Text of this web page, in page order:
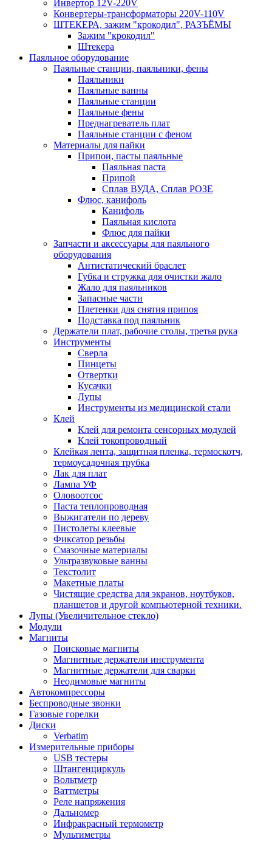
Инвертор 12V-220V
Конвертеры-трансформаторы 220V-110V
ШТЕКЕРА, зажим "крокодил", РАЗЪЁМЫ
Зажим "крокодил"
Штекера
Паяльное оборудование
Паяльные станции, паяльники, фены
Паяльники
Паяльные ванны
Паяльные станции
Паяльные фены
Преднагреватель плат
Паяльные станции с феном
Материалы для пайки
Припои, пасты паяльные
Паяльная паста
Припой
Сплав ВУДА, Сплав РОЗЕ
Флюс, канифоль
Канифоль
Паяльная кислота
Флюс для пайки
Запчасти и аксессуары для паяльного
оборудования
Антистатический браслет
Губка и стружка для очистки жало
Жало для паяльников
Запасные части
Плетенки для снятия припоя
Подставка под паяльник
Держатели плат, рабочие столы, третья рука
Инструменты
Сверла
Пинцеты
Отвертки
Кусачки
Лупы
Инструменты из медицинской стали
Клей
Клей для ремонта сенсорных модулей
Клей токопроводный
Клейкая лента, защитная пленка, термоскотч,
термоусадочная трубка
Лак для плат
Лампа УФ
Оловоотсос
Паста теплопроводная
Выжигатели по дереву
Пистолеты клеевые
Фиксатор резьбы
Смазочные материалы
Ультразвуковые ванны
Текстолит
Макетные платы
Чистящие средства для экранов, ноутбуков,
планшетов и другой компьютерной техники.
Лупы (Увеличительное стекло)
Модули
Магниты
Поисковые магниты
Магнитные держатели инструмента
Магнитные держатели для сварки
Неодимовые магниты
Автокомпрессоры
Беспроводные звонки
Газовые горелки
Диски
Verbatim
Измерительные приборы
USB тестеры
Штангенциркуль
Вольтметр
Ваттметры
Реле напряжения
Дальномер
Инфракрасный термометр
Мультиметры